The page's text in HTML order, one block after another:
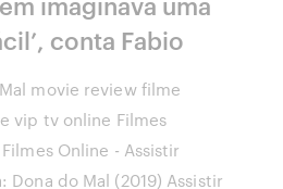
conta Fabio
movie review filme
vip tv online Filmes
Online - Assistir
Dona do Mal (2019) Assistir